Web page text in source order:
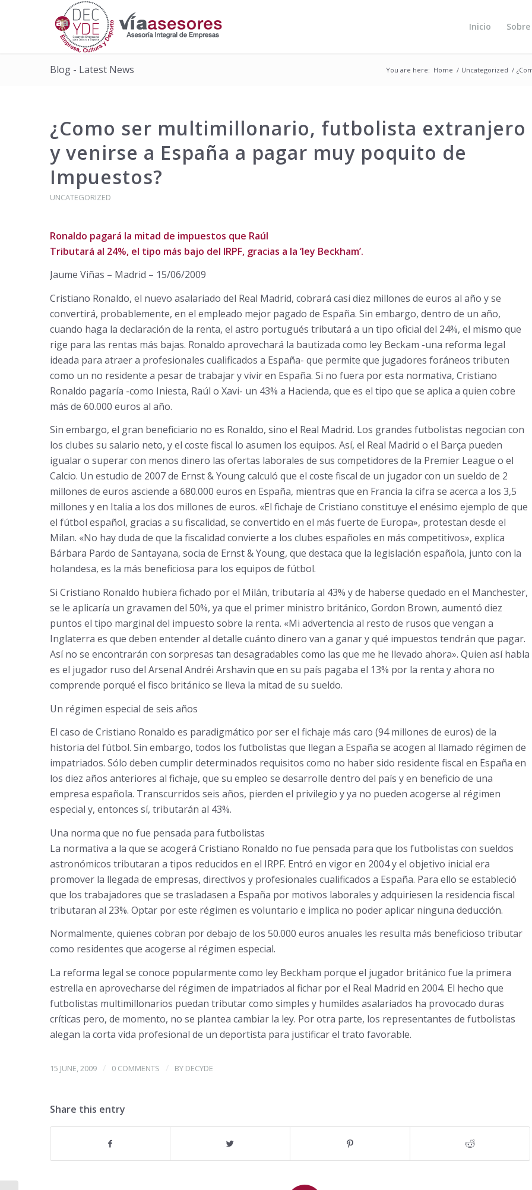
Inicio
Blog - Latest News You are here: Home / Uncategorized /
¿Como ser multimillonario, futbolista extranjero
y venirse a España a pagar muy poquito de
Impuestos?
UNCATEGORIZED
Ronaldo pagará la mitad de impuestos que Raúl
Tributará al 24%, el tipo más bajo del IRPF, gracias a la ‘ley Beckham’.
Jaume Viñas – Madrid – 15/06/2009
Cristiano Ronaldo, el nuevo asalariado del Real Madrid, cobrará casi diez millones de euros al año y se
convertirá, probablemente, en el empleado mejor pagado de España. Sin embargo, dentro de un año,
cuando haga la declaración de la renta, el astro portugués tributará a un tipo oficial del 24%, el mismo que
rige para las rentas más bajas. Ronaldo aprovechará la bautizada como ley Beckam -una reforma legal
ideada para atraer a profesionales cualificados a España- que permite que jugadores foráneos tributen
como un no residente a pesar de trabajar y vivir en España. Si no fuera por esta normativa, Cristiano
Ronaldo pagaría -como Iniesta, Raúl o Xavi- un 43% a Hacienda, que es el tipo que se aplica a quien cobre
más de 60.000 euros al año.
Sin embargo, el gran beneficiario no es Ronaldo, sino el Real Madrid. Los grandes futbolistas negocian con
los clubes su salario neto, y el coste fiscal lo asumen los equipos. Así, el Real Madrid o el Barça pueden
igualar o superar con menos dinero las ofertas laborales de sus competidores de la Premier League o el
Calcio. Un estudio de 2007 de Ernst & Young calculó que el coste fiscal de un jugador con un sueldo de 2
millones de euros asciende a 680.000 euros en España, mientras que en Francia la cifra se acerca a los 3,5
millones y en Italia a los dos millones de euros. «El fichaje de Cristiano constituye el enésimo ejemplo de que
el fútbol español, gracias a su fiscalidad, se convertido en el más fuerte de Europa», protestan desde el
Milan. «No hay duda de que la fiscalidad convierte a los clubes españoles en más competitivos», explica
Bárbara Pardo de Santayana, socia de Ernst & Young, que destaca que la legislación española, junto con la
holandesa, es la más beneficiosa para los equipos de fútbol.
Si Cristiano Ronaldo hubiera fichado por el Milán, tributaría al 43% y de haberse quedado en el Manchester,
se le aplicaría un gravamen del 50%, ya que el primer ministro británico, Gordon Brown, aumentó diez
puntos el tipo marginal del impuesto sobre la renta. «Mi advertencia al resto de rusos que vengan a
Inglaterra es que deben entender al detalle cuánto dinero van a ganar y qué impuestos tendrán que pagar.
Así no se encontrarán con sorpresas tan desagradables como las que me he llevado ahora». Quien así habla
es el jugador ruso del Arsenal Andréi Arshavin que en su país pagaba el 13% por la renta y ahora no
comprende porqué el fisco británico se lleva la mitad de su sueldo.
Un régimen especial de seis años
El caso de Cristiano Ronaldo es paradigmático por ser el fichaje más caro (94 millones de euros) de la
historia del fútbol. Sin embargo, todos los futbolistas que llegan a España se acogen al llamado régimen de
impatriados. Sólo deben cumplir determinados requisitos como no haber sido residente fiscal en España en
los diez años anteriores al fichaje, que su empleo se desarrolle dentro del país y en beneficio de una
empresa española. Transcurridos seis años, pierden el privilegio y ya no pueden acogerse al régimen
especial y, entonces sí, tributarán al 43%.
Una norma que no fue pensada para futbolistas
La normativa a la que se acogerá Cristiano Ronaldo no fue pensada para que los futbolistas con sueldos
astronómicos tributaran a tipos reducidos en el IRPF. Entró en vigor en 2004 y el objetivo inicial era
promover la llegada de empresas, directivos y profesionales cualificados a España. Para ello se estableció
que los trabajadores que se trasladasen a España por motivos laborales y adquiriesen la residencia fiscal
tributaran al 23%. Optar por este régimen es voluntario e implica no poder aplicar ninguna deducción.
Normalmente, quienes cobran por debajo de los 50.000 euros anuales les resulta más beneficioso tributar
como residentes que acogerse al régimen especial.
La reforma legal se conoce popularmente como ley Beckham porque el jugador británico fue la primera
estrella en aprovecharse del régimen de impatriados al fichar por el Real Madrid en 2004. El hecho que
futbolistas multimillonarios puedan tributar como simples y humildes asalariados ha provocado duras
críticas pero, de momento, no se plantea cambiar la ley. Por otra parte, los representantes de futbolistas
alegan la corta vida profesional de un deportista para justificar el trato favorable.
15 JUNE, 2009 / 0 COMMENTS / BY DECYDE
Share this entry